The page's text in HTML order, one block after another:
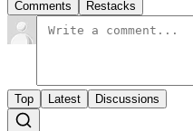
Comments Restacks
Top Latest Discussions